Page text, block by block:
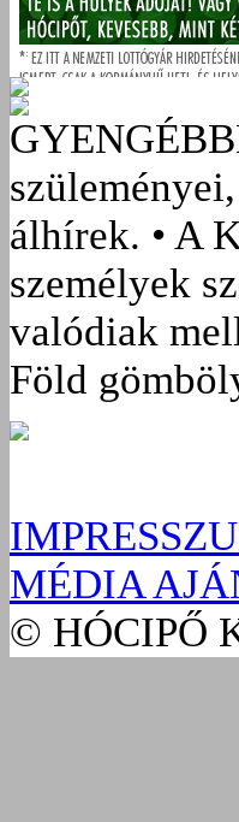
álhírek. • A
személyek
valódiak
Föld
MÉDIA
© HÓCIPŐ